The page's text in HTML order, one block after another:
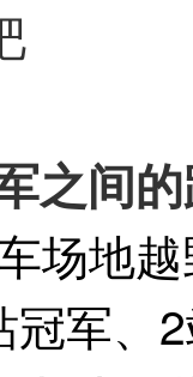
之间
场地
军、